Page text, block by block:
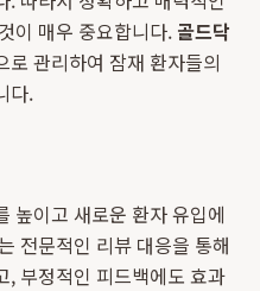
이 매우 중요합니다. 골드닥
관리하여 잠재 환자들의
다.
높이고 새로운 환자 유입에
전문적인 리뷰 대응을 통해
, 부정적인 피드백에도 효과